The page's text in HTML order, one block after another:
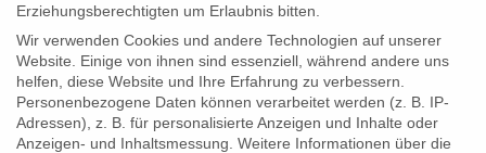
info@erfolgreich-events.de
+4940 46 777 230
Erziehungsberechtigten um Erlaubnis bitten.
Wir verwenden Cookies und andere Technologien auf unserer
Website. Einige von ihnen sind essenziell, während andere uns
helfen, diese Website und Ihre Erfahrung zu verbessern.
Personenbezogene Daten können verarbeitet werden (z. B. IP-
Adressen), z. B. für personalisierte Anzeigen und Inhalte oder
Anzeigen- und Inhaltsmessung. Weitere Informationen über die